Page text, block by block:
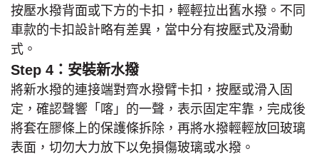
按壓水撥背面或下方的卡扣，輕輕拉出舊水撥。不同
車款的卡扣設計略有差異，當中分有按壓式及滑動
式。
Step 4：安裝新水撥
將新水撥的連接端對齊水撥臂卡扣，按壓或滑入固
定，確認聲響「喀」的一聲，表示固定牢靠，完成後
將套在膠條上的保護條拆除，再將水撥輕輕放回玻璃
表面，切勿大力放下以免損傷玻璃或水撥。